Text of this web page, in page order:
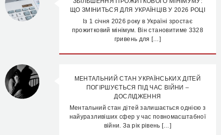
ЩО ЗМІНИТЬСЯ ДЛЯ УКРАЇНЦІВ У 2026 РОЦІ
Із 1 січня 2026 року в Україні зростає
прожитковий мінімум. Він становитиме 3328
гривень для […]
МЕНТАЛЬНИЙ СТАН УКРАЇНСЬКИХ ДІТЕЙ
ПОГІРШУЄТЬСЯ ПІД ЧАС ВІЙНИ –
ДОСЛІДЖЕННЯ
Ментальний стан дітей залишається однією з
найуразливіших сфер у час повномасштабної
війни. За рік рівень […]